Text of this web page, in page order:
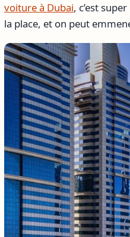
voiture à Dubai, c’est
la place, et on peut